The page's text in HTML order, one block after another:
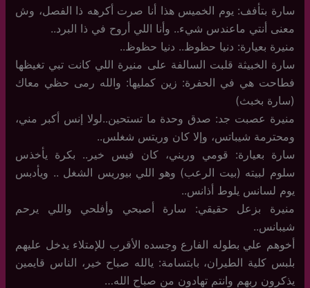
سارة بتأفف: يوم الخميس هذا أنا صرت أكرهه ذا الفصل، وش
معنى أنتي ماعندس شيء.. وأنا اللي أروح في ذا البرد..
منيرة بعيارة: دنيا حظوظ.. دنيا حظوظ..
سارة الخبيثة قلبت السالفة على منيرة اللي كانت تبي تغيظها
فطاحت هي في الحفرة: زين كمليها: والله رمى حظي معاك
(سارة بخبث)
منيرة عصبت جد: صدق وحدة ما تستحين..لولا إنس أكبر مني،
ومحترمة شيباتس، وإلا كان وريتس شغلس..
سارة بعيارة: قومي وريني، كان فيس خير.. بكرة يأخذس
سلوم لبيته (بيت الرعب) وهو اللي بيوريس الشغل .. ويأدبس
يوم لسانس يلوط أذانس..
منيرة بزعل حقيقي: سارة أصبحي وأفلحي واللي يرحم
شيبانس..
أخوهم علي بطوله الفارع وجسده الأقرب للإمتلاء يدخل عليهم
بلبس كلية الطيران، بابتسامة: يالله صباح خير، الناس قايمين
يذكرون ربهم وانتم تهادون من صباح الله…